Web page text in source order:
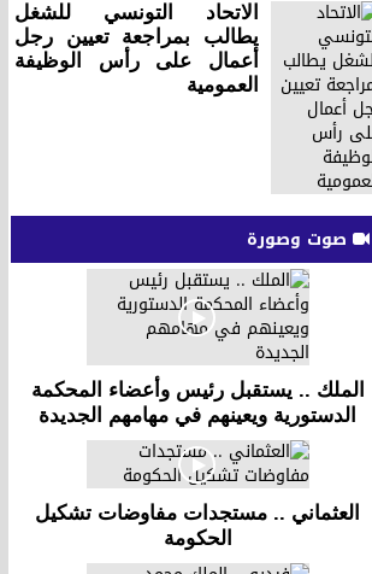
الاتحاد التونسي للشغل
يطالب بمراجعة تعيين رجل
أعمال على رأس الوظيفة
العمومية
صوت وصورة
الملك .. يستقبل رئيس وأعضاء المحكمة
الدستورية ويعينهم في مهامهم الجديدة
العثماني .. مستجدات مفاوضات تشكيل
الحكومة